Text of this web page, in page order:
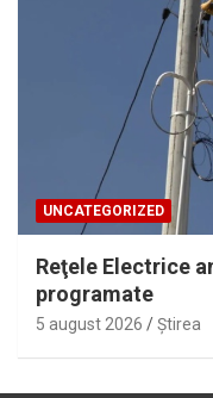
UNCATEGORIZED
Reţele Electrice
programate
5 august 2026 Ştirea